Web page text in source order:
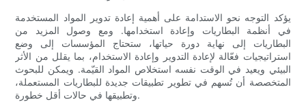
يؤكد التوجه نحو الاستدامة على أهمية إعادة تدوير المواد المستخدمة
في أنظمة البطاريات وإعادة استخدامها. ومع وصول المزيد من
البطاريات إلى نهاية دورة حياتها، ستحتاج المؤسسات إلى وضع
استراتيجيات فعّالة لإعادة التدوير وإعادة الاستخدام، بما يقلل من الأثر
البيئي ويعيد في الوقت نفسه استخلاص المواد القيّمة. ويمكن للبحوث
المتخصصة أن تُسهم في تطوير تطبيقات جديدة للبطاريات المستعملة،
وتطبيقها في حالات أقل خطورة.